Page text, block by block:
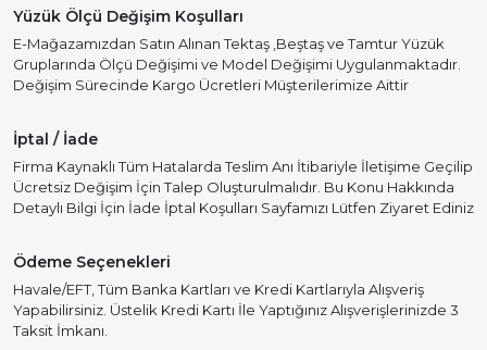
Yüzük Ölçü Değişim Koşulları
E-Mağazamızdan Satın Alınan Tektaş ,Beştaş ve Tamtur Yüzük
Gruplarında Ölçü Değişimi ve Model Değişimi Uygulanmaktadır.
Değişim Sürecinde Kargo Ücretleri Müşterilerimize Aittir
İptal / İade
Firma Kaynaklı Tüm Hatalarda Teslim Anı İtibariyle İletişime Geçilip
Ücretsiz Değişim İçin Talep Oluşturulmalıdır. Bu Konu Hakkında
Detaylı Bilgi İçin İade İptal Koşulları Sayfamızı Lütfen Ziyaret Ediniz
Ödeme Seçenekleri
Havale/EFT, Tüm Banka Kartları ve Kredi Kartlarıyla Alışveriş
Yapabilirsiniz. Üstelik Kredi Kartı İle Yaptığınız Alışverişlerinizde 3
Taksit İmkanı.